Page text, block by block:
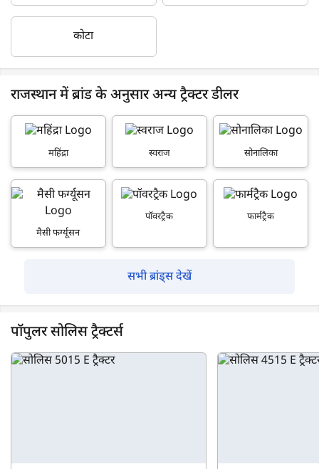
कोटा
राजस्थान में ब्रांड के अनुसार अन्य ट्रैक्टर डीलर
महिंद्रा स्वराज सोनालिका
मैसी फर्ग्यूसन
पॉवरट्रैक फार्मट्रैक
सभी ब्रांड्स देखें
पॉपुलर सोलिस ट्रैक्टर्स